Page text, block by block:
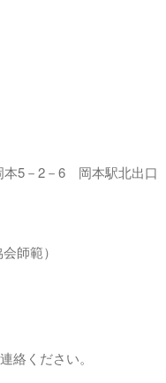
5－2－6 岡本駅北出口
師範）
絡ください。